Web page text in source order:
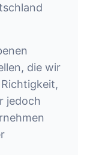
die wir
jedoch